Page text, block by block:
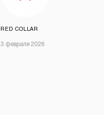
RED COLLAR
3 февраля 2026